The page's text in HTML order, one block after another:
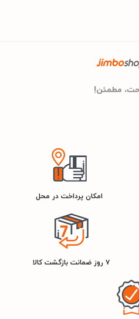
مطمئن!
امکان پرداخت در محل
۷ روز ضمانت بازگشت کالا